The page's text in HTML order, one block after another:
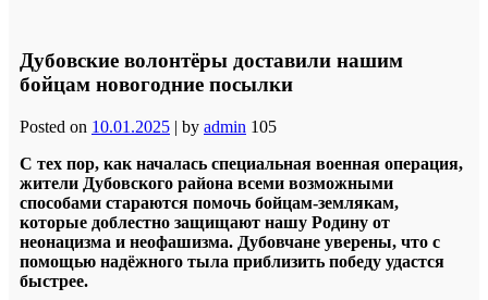
Дубовские волонтёры доставили нашим
бойцам новогодние посылки
Posted on 10.01.2025 | by admin 105
С тех пор, как началась специальная военная операция,
жители Дубовского района всеми возможными
способами стараются помочь бойцам-землякам,
которые доблестно защищают нашу Родину от
неонацизма и неофашизма. Дубовчане уверены, что с
помощью надёжного тыла приблизить победу удастся
быстрее.